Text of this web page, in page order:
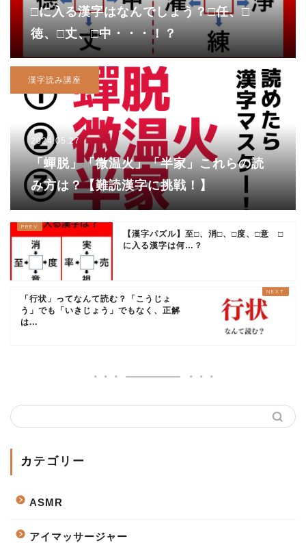
□に入る漢字はなんでしょう？□任、□
徳、□丈、□中・・・！？
漢字読み講座
2024.05.27
「蟬脱」「微温火」「半家」これらの読
み方は？【難読漢字に挑戦！】
【漢字パズル】至□、消□、□度、□意 □
に入る漢字は何…？
「行状」ってなんて読む？「こうじょ
う」でも「いきじょう」でもなく、正解
は...
カテゴリー
ASMR
アイマッサージャー